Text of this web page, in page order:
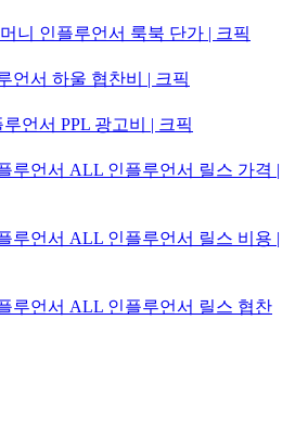
니 인플루언서 룩북 단가 | 크픽
언서 하울 협찬비 | 크픽
언서 PPL 광고비 | 크픽
루언서 ALL 인플루언서 릴스 가격 |
루언서 ALL 인플루언서 릴스 비용 |
루언서 ALL 인플루언서 릴스 협찬